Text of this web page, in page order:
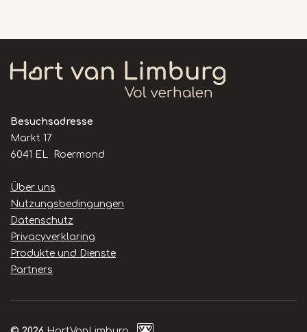
Besuchsadresse
Markt 17
6041 EL Roermond
Handige
links
Über uns
Nutzungsbedingungen
Datenschutz
Privacyverklaring
Produkte und Dienste
Partners